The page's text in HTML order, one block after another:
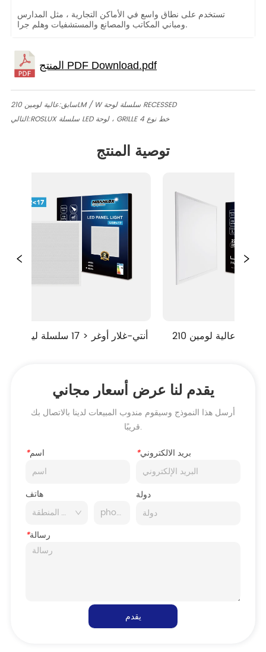
تستخدم على نطاق واسع في الأماكن التجارية ، مثل المدارس
ومباني المكاتب والمصانع والمستشفيات وهلم جرا.
سابق:
عالية لومين 210LM / W سلسلة لوحة RECESSED
التالي:
ROSLUX سلسلة LED لوحة ، GRILLE 4 خط نوع
توصية المنتج
أنتي-غلار أوغر < 17 سلسلة ليد لوحة
يقدم لنا عرض أسعار مجاني
أرسل هذا النموذج وسيقوم مندوب المبيعات لدينا بالاتصال بك
قريبًا.
*اسم *بريد الالكتروني
هاتف دولة
*رسالة
يقدم